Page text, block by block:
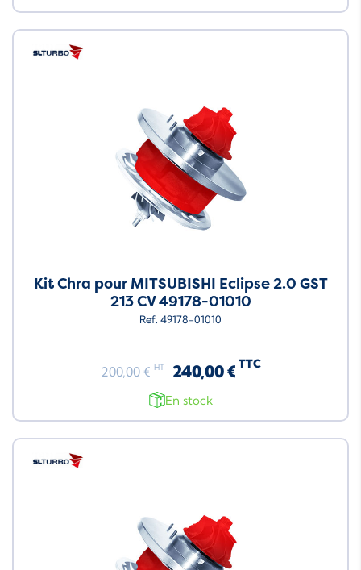
Kit Chra pour MITSUBISHI Eclipse 2.0 GST
213 CV 49178-01010
Ref. 49178-01010
200,00 € HT 240,00 € TTC
En stock